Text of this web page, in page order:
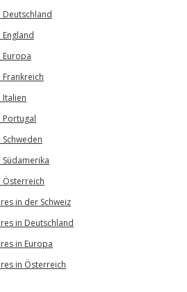
Deutschland
Europa
Frankreich
Italien
Portugal
Südamerika
Österreich
in der Schweiz
in Deutschland
in Europa
in Österreich